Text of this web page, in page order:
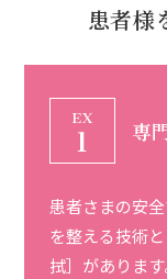
患者様
専
患者さまの安
を整える技術
拭］がありま